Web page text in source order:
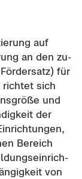
auf
an den zu­
für
rich­tet sich
und
der
Be­reich
von